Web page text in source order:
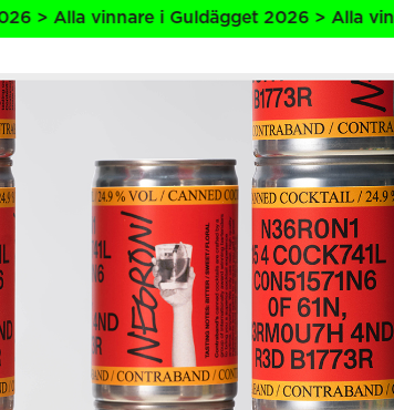
2026 > Alla vinnare i